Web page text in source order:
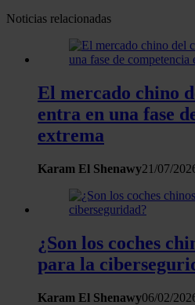
Noticias relacionadas
El mercado chino
entra en una fase
extrema
Karam El Shenawy21/07/
¿Son los coches
para la
Karam El Shenawy06/02/